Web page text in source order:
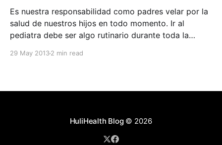
Es nuestra responsabilidad como padres velar por la
salud de nuestros hijos en todo momento. Ir al
pediatra debe ser algo rutinario durante toda la
experiencia sea más fácil y llevadera tanto para los
29 May 20132 min read
HuliHealth Blog© 2026